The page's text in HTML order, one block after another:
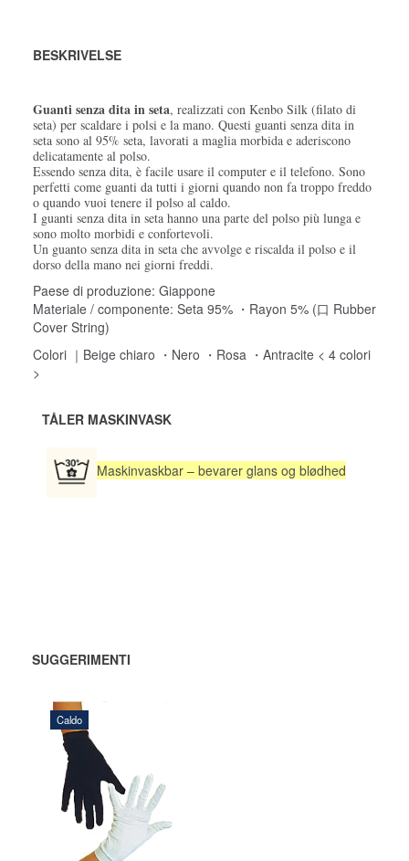
BESKRIVELSE
Guanti senza dita in seta, realizzati con Kenbo Silk (filato di
seta) per scaldare i polsi e la mano. Questi guanti senza dita in
seta sono al 95% seta, lavorati a maglia morbida e aderiscono
delicatamente al polso.
Essendo senza dita, è facile usare il computer e il telefono. Sono
perfetti come guanti da tutti i giorni quando non fa troppo freddo
o quando vuoi tenere il polso al caldo.
I guanti senza dita in seta hanno una parte del polso più lunga e
sono molto morbidi e confortevoli.
Un guanto senza dita in seta che avvolge e riscalda il polso e il
dorso della mano nei giorni freddi.
Paese di produzione: Giappone
Materiale / componente: Seta 95% ・Rayon 5% (口 Rubber
Cover String)
Colori ｜Beige chiaro ・Nero ・Rosa ・Antracite < 4 colori
>
TÅLER MASKINVASK
Maskinvaskbar – bevarer glans og blødhed
SUGGERIMENTI
Caldo
128,00 DKK
AGGIUNGI
AL